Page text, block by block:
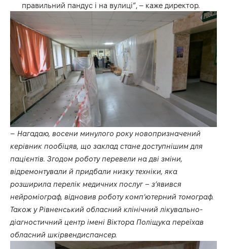
правильний пандус і на вулиці”, – каже директор.
– Нагадаю, восени минулого року новопризначений
керівник пообіцяв, що заклад стане доступнішим для
пацієнтів. Згодом роботу перевели на дві зміни,
відремонтували й придбали низку техніки, яка
розширила перелік медичних послуг – з’явився
нейроміограф, відновив роботу комп’ютерний томограф.
Також у Рівненський обласний клінічний лікувально-
діагностичний центр імені Віктора Поліщука переїхав
обласний шкірвендиспансер.